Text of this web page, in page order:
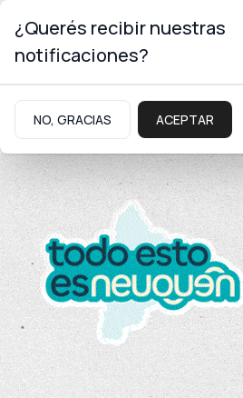
Trabajo
Capacitación laboral
Más de 80
oficios para la
hidrocarburífera
La propuesta fue posible
conjunto de los municipios
Patricio del Chañar,
y Neuquén, la Fundación
¿Querés recibir nuestras
notificaciones?
NO, GRACIAS ACEPTAR